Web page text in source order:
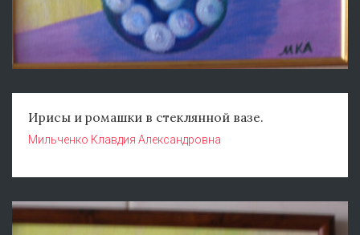
Ирисы и ромашки в стеклянной вазе.
Мильченко Клавдия Александровна